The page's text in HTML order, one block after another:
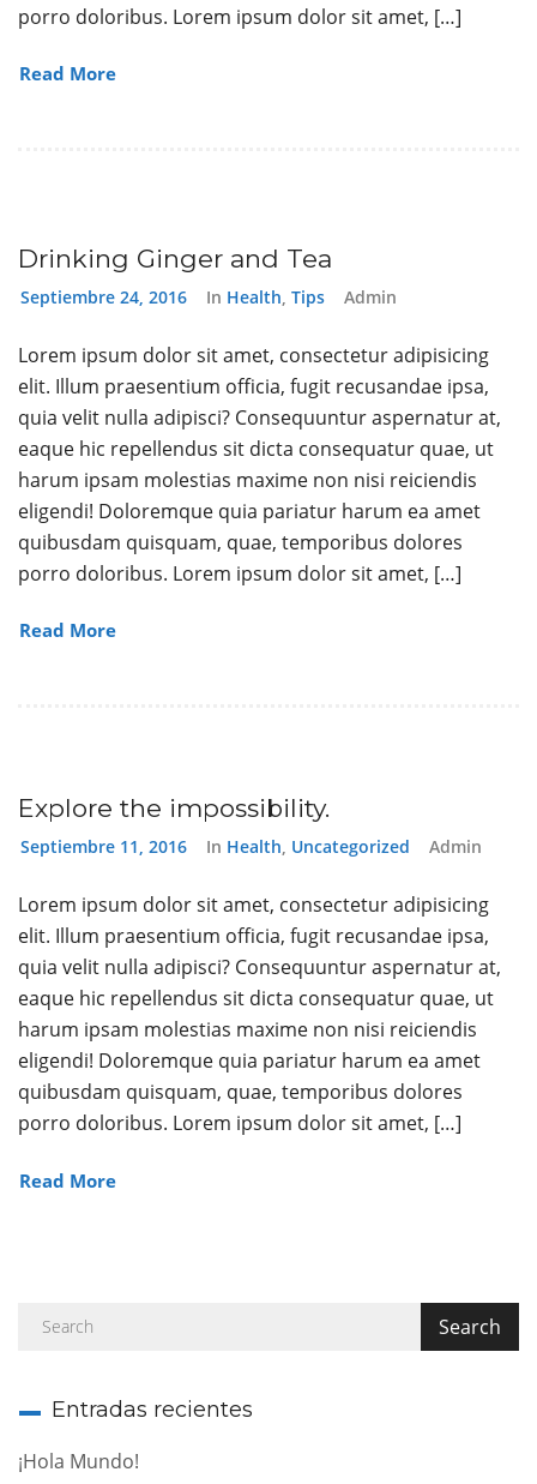
porro doloribus. Lorem ipsum dolor sit amet, […]
Read More
Drinking Ginger and Tea
Septiembre 24, 2016 In Health, Tips Admin
Lorem ipsum dolor sit amet, consectetur adipisicing
elit. Illum praesentium officia, fugit recusandae ipsa,
quia velit nulla adipisci? Consequuntur aspernatur at,
eaque hic repellendus sit dicta consequatur quae, ut
harum ipsam molestias maxime non nisi reiciendis
eligendi! Doloremque quia pariatur harum ea amet
quibusdam quisquam, quae, temporibus dolores
porro doloribus. Lorem ipsum dolor sit amet, […]
Read More
Explore the impossibility.
Septiembre 11, 2016 In Health, Uncategorized Admin
Lorem ipsum dolor sit amet, consectetur adipisicing
elit. Illum praesentium officia, fugit recusandae ipsa,
quia velit nulla adipisci? Consequuntur aspernatur at,
eaque hic repellendus sit dicta consequatur quae, ut
harum ipsam molestias maxime non nisi reiciendis
eligendi! Doloremque quia pariatur harum ea amet
quibusdam quisquam, quae, temporibus dolores
porro doloribus. Lorem ipsum dolor sit amet, […]
Read More
Entradas recientes
¡Hola Mundo!